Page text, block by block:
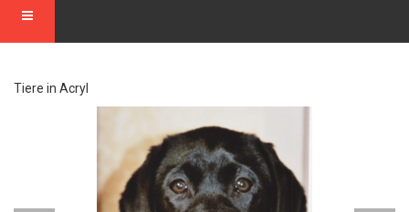
Tiere in Acryl